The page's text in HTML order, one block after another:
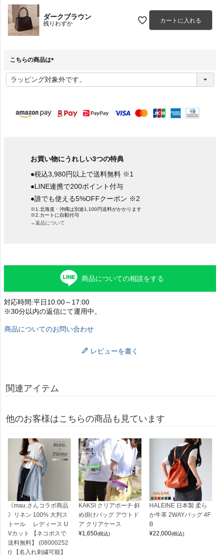
ダークブラウン
残りわずか カートに入れる
こちらの商品は
必
須
お買い物にうれしい3つの特典
●税込3,980円以上で送料無料 ※1
●LINE連携で200ポイント付与
●誰でも使える5%OFFクーポン ※2
※1.北海道・沖縄は別途1,100円送料がかかります
※2.カートに自動付与
→返品について
商品についての相談をする
対応時間:平日10:00～17:00
※30分以内の返信にて運用中。
商品についてのお問い合わせ
レビューを書く
関連アイテム
他のお客様はこちらの商品も見ています
《mau.さんコラボ商品
》リネン 100% 大判ス
トール レディース U
Vカット 【ネコポスで
送料無料】 (08000252
r) 【名入れ刺繍可能】
KAKSI クリアポーチ 斜
め掛けバッグ アウトド
ア クリアケース
¥1,650(税込)
HALEINE 日本製 柔ら
か牛革 2WAYバッグ 4F
B
¥22,000(税込)